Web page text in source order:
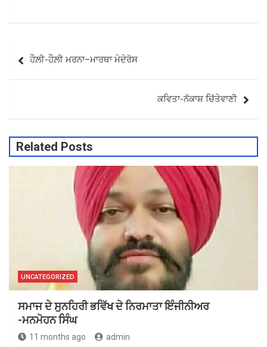
Post
navigation
ਹੌਲ਼ੀ-ਹੌਲ਼ੀ ਮਰਨਾ–ਮਾਰਥਾ ਮੇਦੇਰੋਸ
ਕਵਿਤਾ-ਨੱਕਾਸ਼ ਚਿੱਤੇਵਾਣੀ
Related Posts
UNCATEGORIZED
ਸਮਾਜ ਦੇ ਸੁਨਹਿਰੀ ਭਵਿੱਖ ਦੇ ਨਿਰਮਾਤਾ ਇੰਜੀਨੀਅਰ
-ਮਨਮੋਹਨ ਸਿੰਘ
11 months ago admin